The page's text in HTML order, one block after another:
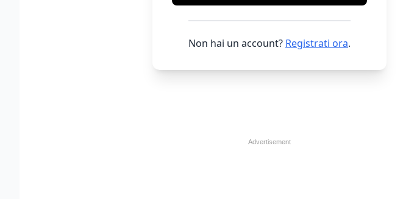
Non hai un account? Registrati ora.